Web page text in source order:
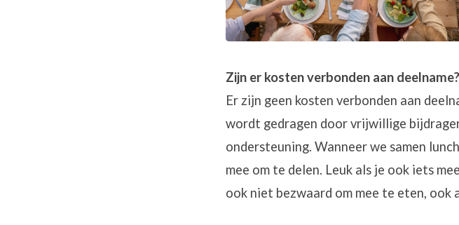
Zijn er kosten verbonden aan deelname?
Er zijn geen kosten verbonden aan
wordt gedragen door vrijwillige
ondersteuning. Wanneer we samen
mee om te delen. Leuk als je ook iets
ook niet bezwaard om mee te eten, ook